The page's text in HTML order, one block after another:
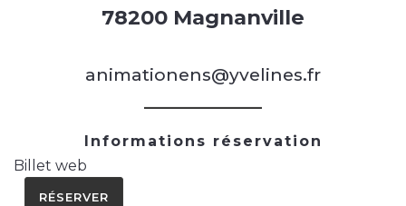
78200 Magnanville
animationens@yvelines.fr
Informations réservation
Billet web
RÉSERVER